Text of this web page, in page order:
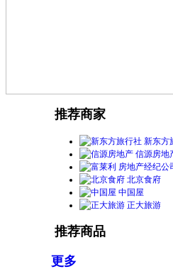
推荐商家
新东方
信源房地
北京食府
中国屋
正大旅游
推荐商品
更多